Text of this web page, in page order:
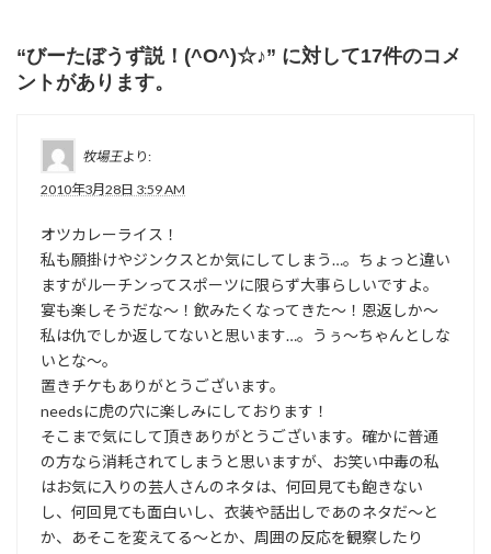
“びーたぼうず説！(^O^)☆♪” に対して17件のコメ
ントがあります。
牧場王より:
2010年3月28日 3:59 AM
オツカレーライス！
私も願掛けやジンクスとか気にしてしまう…。ちょっと違い
ますがルーチンってスポーツに限らず大事らしいですよ。
宴も楽しそうだな～！飲みたくなってきた～！恩返しか～
私は仇でしか返してないと思います…。うぅ～ちゃんとしな
いとな～。
置きチケもありがとうございます。
needsに虎の穴に楽しみにしております！
そこまで気にして頂きありがとうございます。確かに普通
の方なら消耗されてしまうと思いますが、お笑い中毒の私
はお気に入りの芸人さんのネタは、何回見ても飽きない
し、何回見ても面白いし、衣装や話出しであのネタだ～と
か、あそこを変えてる～とか、周囲の反応を観察したり